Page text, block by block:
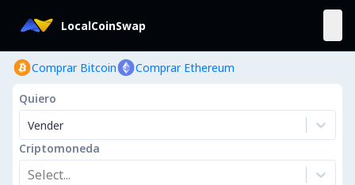
LocalCoinSwap
Comprar Bitcoin Comprar Ethereum
Quiero
Vender
Criptomoneda
Select...